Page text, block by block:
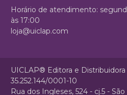
Horário de atendimento:
às 17:00
loja@uiclap.com
UICLAP® Editora e
35.252.144/0001-10
Rua dos Ingleses, 524 - cj.5 -